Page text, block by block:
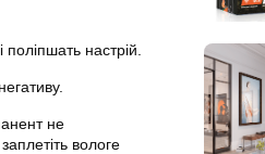
настрій.
не
вологе